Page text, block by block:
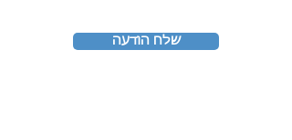
שלח הודעה